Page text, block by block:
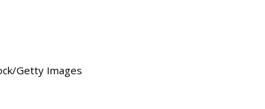
Getty Images